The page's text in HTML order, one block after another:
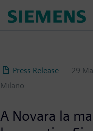
Press Release 29
Milano
A Novara la